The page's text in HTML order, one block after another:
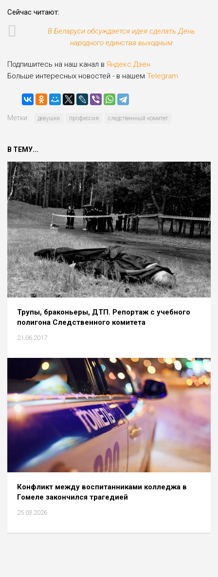
Сейчас читают:
В Беларуси обсуждается идея сделать День
народного единства выходным
Подпишитесь на наш канал в Яндекс.Дзен
Больше интересных новостей - в нашем Telegram
Метки: девушки профессия следственный комитет
В ТЕМУ...
Трупы, браконьеры, ДТП. Репортаж с учебного
полигона Следственного комитета
21.06.2017
Конфликт между воспитанниками колледжа в
Гомеле закончился трагедией
25.03.2026